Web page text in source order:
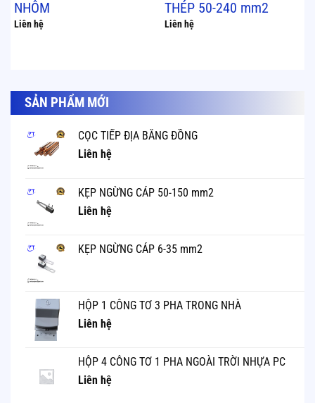
NHÔM
Liên hệ
THÉP 50-240 mm2
Liên hệ
SẢN PHẨM MỚI
CỌC TIẾP ĐỊA BẰNG ĐỒNG
Liên hệ
KẸP NGỪNG CÁP 50-150 mm2
Liên hệ
KẸP NGỪNG CÁP 6-35 mm2
HỘP 1 CÔNG TƠ 3 PHA TRONG NHÀ
Liên hệ
HỘP 4 CÔNG TƠ 1 PHA NGOÀI TRỜI NHỰA PC
Liên hệ